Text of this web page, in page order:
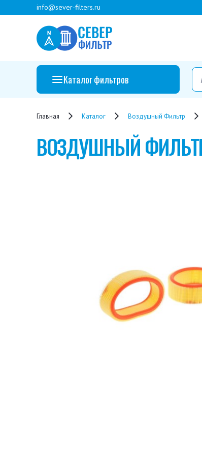
info@sever-filters.ru
Каталог фильтров
Главная Каталог Воздушный Фильтр
ВОЗДУШНЫЙ